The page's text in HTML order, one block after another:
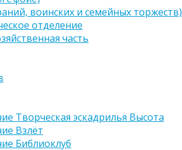
воинских и семейных торжеств)
отделение
часть
Творческая эскадрилья Высота
Взлёт
Библиоклуб